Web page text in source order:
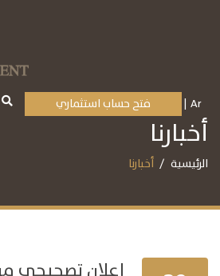
Ar فتح حساب استثماري
أخبارنا
الرئيسية أخبارنا